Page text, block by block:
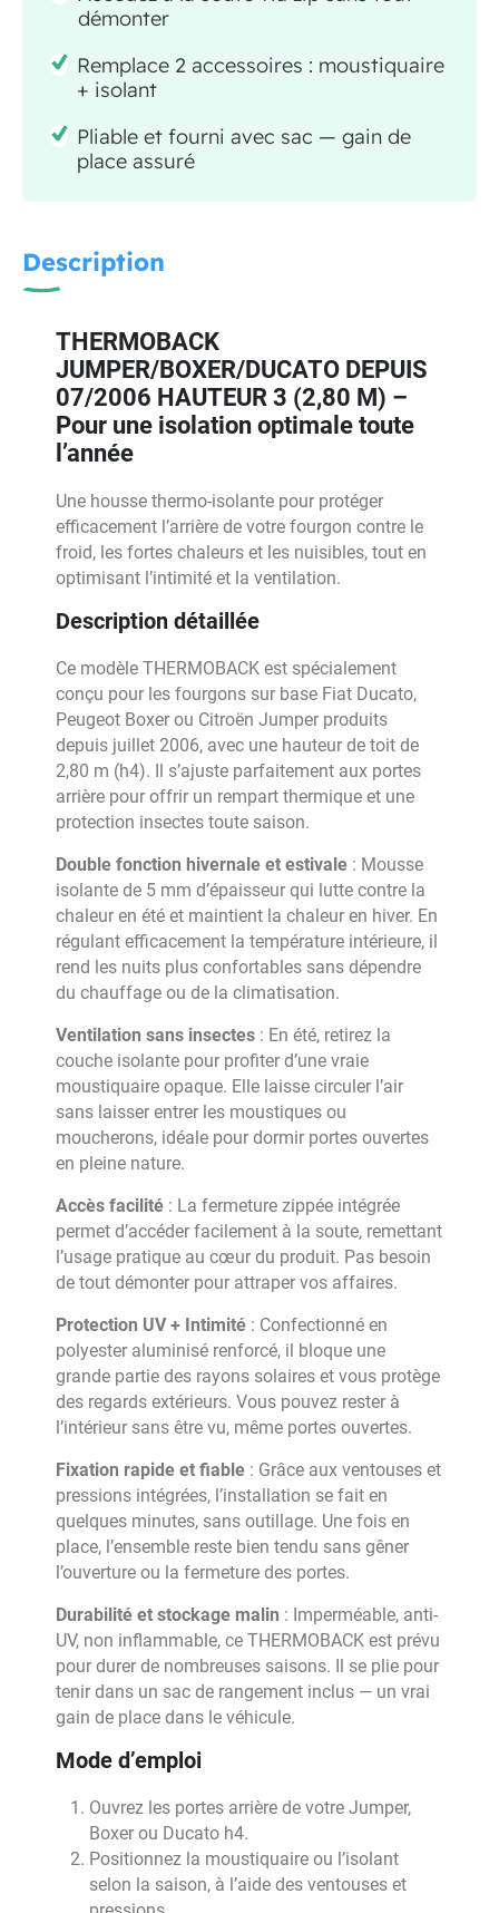
démonter
Remplace 2 accessoires : moustiquaire
+ isolant
Pliable et fourni avec sac — gain de
place assuré
Description
THERMOBACK
JUMPER/BOXER/DUCATO DEPUIS
07/2006 HAUTEUR 3 (2,80 M) –
Pour une isolation optimale toute
l’année
Une housse thermo-isolante pour protéger
efficacement l’arrière de votre fourgon contre le
froid, les fortes chaleurs et les nuisibles, tout en
optimisant l’intimité et la ventilation.
Description détaillée
Ce modèle THERMOBACK est spécialement
conçu pour les fourgons sur base Fiat Ducato,
Peugeot Boxer ou Citroën Jumper produits
depuis juillet 2006, avec une hauteur de toit de
2,80 m (h4). Il s’ajuste parfaitement aux portes
arrière pour offrir un rempart thermique et une
protection insectes toute saison.
Double fonction hivernale et estivale : Mousse
isolante de 5 mm d’épaisseur qui lutte contre la
chaleur en été et maintient la chaleur en hiver. En
régulant efficacement la température intérieure, il
rend les nuits plus confortables sans dépendre
du chauffage ou de la climatisation.
Ventilation sans insectes : En été, retirez la
couche isolante pour profiter d’une vraie
moustiquaire opaque. Elle laisse circuler l’air
sans laisser entrer les moustiques ou
moucherons, idéale pour dormir portes ouvertes
en pleine nature.
Accès facilité : La fermeture zippée intégrée
permet d’accéder facilement à la soute, remettant
l’usage pratique au cœur du produit. Pas besoin
de tout démonter pour attraper vos affaires.
Protection UV + Intimité : Confectionné en
polyester aluminisé renforcé, il bloque une
grande partie des rayons solaires et vous protège
des regards extérieurs. Vous pouvez rester à
l’intérieur sans être vu, même portes ouvertes.
Fixation rapide et fiable : Grâce aux ventouses et
pressions intégrées, l’installation se fait en
quelques minutes, sans outillage. Une fois en
place, l’ensemble reste bien tendu sans gêner
l’ouverture ou la fermeture des portes.
Durabilité et stockage malin : Imperméable, anti-
UV, non inflammable, ce THERMOBACK est prévu
pour durer de nombreuses saisons. Il se plie pour
tenir dans un sac de rangement inclus — un vrai
gain de place dans le véhicule.
Mode d’emploi
Ouvrez les portes arrière de votre Jumper,
Boxer ou Ducato h4.
Positionnez la moustiquaire ou l’isolant
selon la saison, à l’aide des ventouses et